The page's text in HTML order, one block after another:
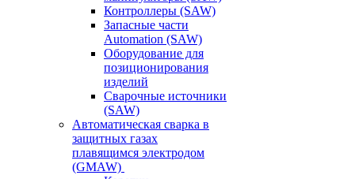
Контроллеры (SAW)
Запасные части
Automation (SAW)
Оборудование для
позиционирования
изделий
Сварочные источники
(SAW)
Автоматическая сварка в
защитных газах
плавящимся электродом
(GMAW)